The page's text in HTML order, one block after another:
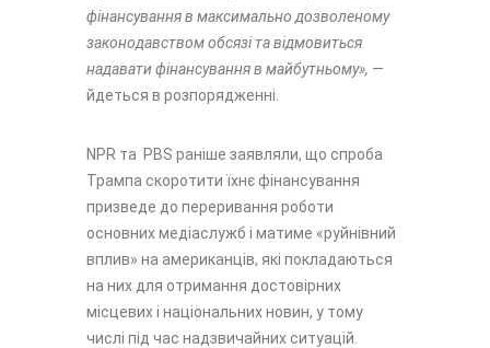
фінансування в максимально дозволеному
законодавством обсязі та відмовиться
надавати фінансування в майбутньому», —
йдеться в розпорядженні.
NPR та PBS раніше заявляли, що спроба
Трампа скоротити їхнє фінансування
призведе до переривання роботи
основних медіаслужб і матиме «руйнівний
вплив» на американців, які покладаються
на них для отримання достовірних
місцевих і національних новин, у тому
числі під час надзвичайних ситуацій.